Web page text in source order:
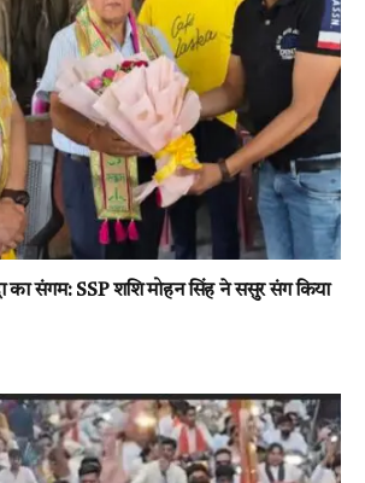
का संगम: SSP शशि मोहन सिंह ने ससुर संग किया